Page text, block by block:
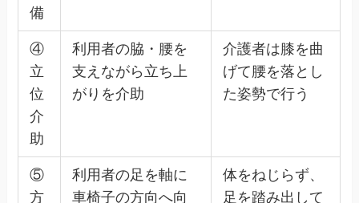
備
④
立
位
介
助
利用者の脇・腰を
支えながら立ち上
がりを介助
介護者は膝を曲
げて腰を落とし
た姿勢で行う
⑤
方
利用者の足を軸に
車椅子の方向へ向
体をねじらず、
足を踏み出して